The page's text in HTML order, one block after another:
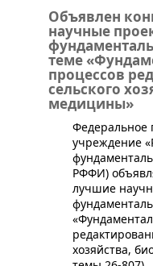
Объявлен
научные
теме
процессов
сельского
медицины»
​Федеральное
учреждение
РФФИ)
лучшие
хозяйства,